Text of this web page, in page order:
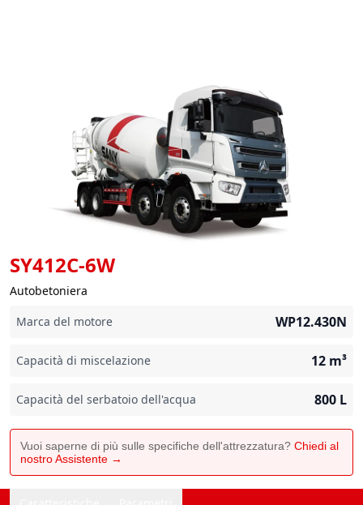
SY412C-6W
Autobetoniera
Marca del motore
WP12.430N
Capacità di miscelazione 12 m³
Capacità del serbatoio dell'acqua 800 L
Vuoi saperne di più sulle specifiche dell'attrezzatura? Chiedi al
nostro Assistente →